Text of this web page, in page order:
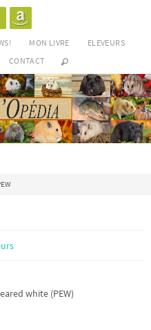
MON LIVRE
ELEVEURS
CONTACT
white (PEW)